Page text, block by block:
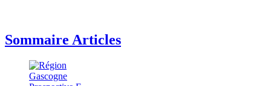
Sommaire Articles